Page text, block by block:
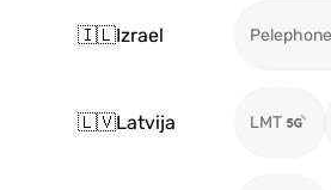
🇮🇱Izrael Pelephone
🇱🇻Latvija LMT